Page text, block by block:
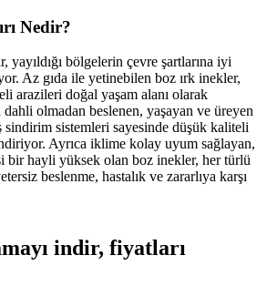
Nedir?
yayıldığı bölgelerin çevre şartlarına iyi
Az gıda ile yetinebilen boz ırk inekler,
arazileri doğal yaşam alanı olarak
olmadan beslenen, yaşayan ve üreyen
sindirim sistemleri sayesinde düşük kaliteli
Ayrıca iklime kolay uyum sağlayan,
bir hayli yüksek olan boz inekler, her türlü
beslenme, hastalık ve zararlıya karşı
indir, fiyatları